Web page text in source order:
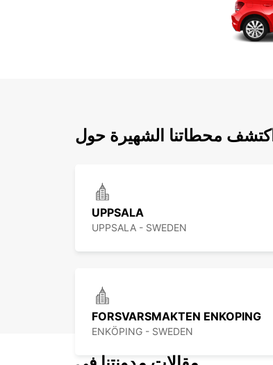
اكتشف محطاتنا الشهيرة حول
UPPSALA
UPPSALA - SWEDEN
FORSVARSMAKTEN ENKOPING
ENKÖPING - SWEDEN